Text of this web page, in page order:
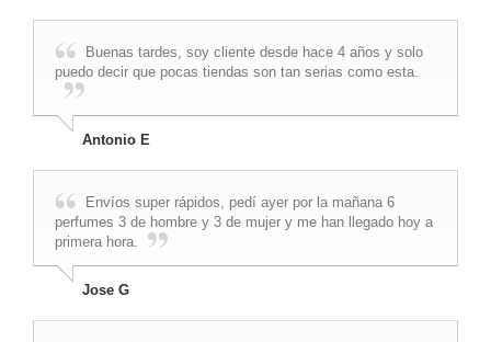
Buenas tardes, soy cliente desde hace 4 años y solo
puedo decir que pocas tiendas son tan serias como esta.
Antonio E
Envíos super rápidos, pedí ayer por la mañana 6
perfumes 3 de hombre y 3 de mujer y me han llegado hoy a
primera hora.
Jose G